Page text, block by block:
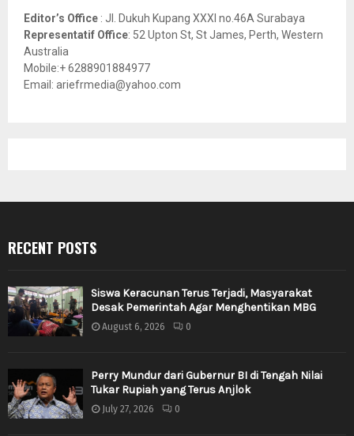
Editor’s Office : Jl. Dukuh Kupang XXXI no.46A Surabaya
Representatif Office: 52 Upton St, St James, Perth, Western
Australia
Mobile:+ 6288901884977
Email: ariefrmedia@yahoo.com
RECENT POSTS
Siswa Keracunan Terus Terjadi, Masyarakat
Desak Pemerintah Agar Menghentikan MBG
August 6, 2026 0
Perry Mundur dari Gubernur BI di Tengah Nilai
Tukar Rupiah yang Terus Anjlok
July 27, 2026 0